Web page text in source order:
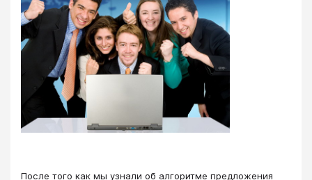
После того как мы узнали об алгоритме предложения